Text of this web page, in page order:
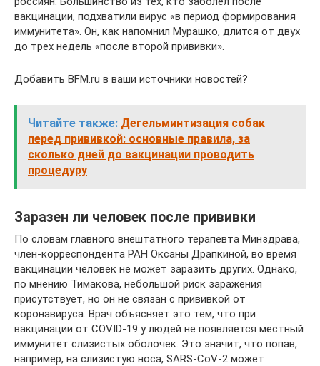
вакцинации, подхватили вирус «в период формирования
иммунитета». Он, как напомнил Мурашко, длится от двух
до трех недель «после второй прививки».
Добавить BFM.ru в ваши источники новостей?
Читайте также: Дегельминтизация собак
перед прививкой: основные правила, за
сколько дней до вакцинации проводить
процедуру
Заразен ли человек после прививки
По словам главного внештатного терапевта Минздрава,
член-корреспондента РАН Оксаны Драпкиной, во время
вакцинации человек не может заразить других. Однако,
по мнению Тимакова, небольшой риск заражения
присутствует, но он не связан с прививкой от
коронавируса. Врач объясняет это тем, что при
вакцинации от COVID-19 у людей не появляется местный
иммунитет слизистых оболочек. Это значит, что попав,
например, на слизистую носа, SARS-CoV-2 может